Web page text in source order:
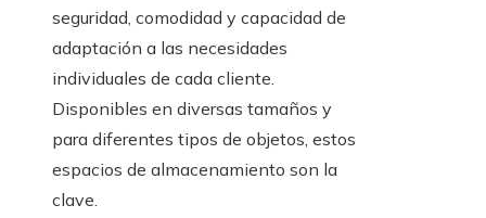
seguridad, comodidad y capacidad de
adaptación a las necesidades
individuales de cada cliente.
Disponibles en diversas tamaños y
para diferentes tipos de objetos, estos
espacios de almacenamiento son la
clave.